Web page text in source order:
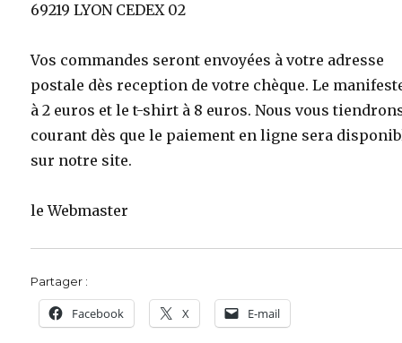
69219 LYON CEDEX 02
Vos commandes seront envoyées à votre adresse
postale dès reception de votre chèque. Le
à 2 euros et le t-shirt à 8 euros. Nous vous
courant dès que le paiement en ligne sera
sur notre site.
le Webmaster
Partager :
Facebook X E-mail